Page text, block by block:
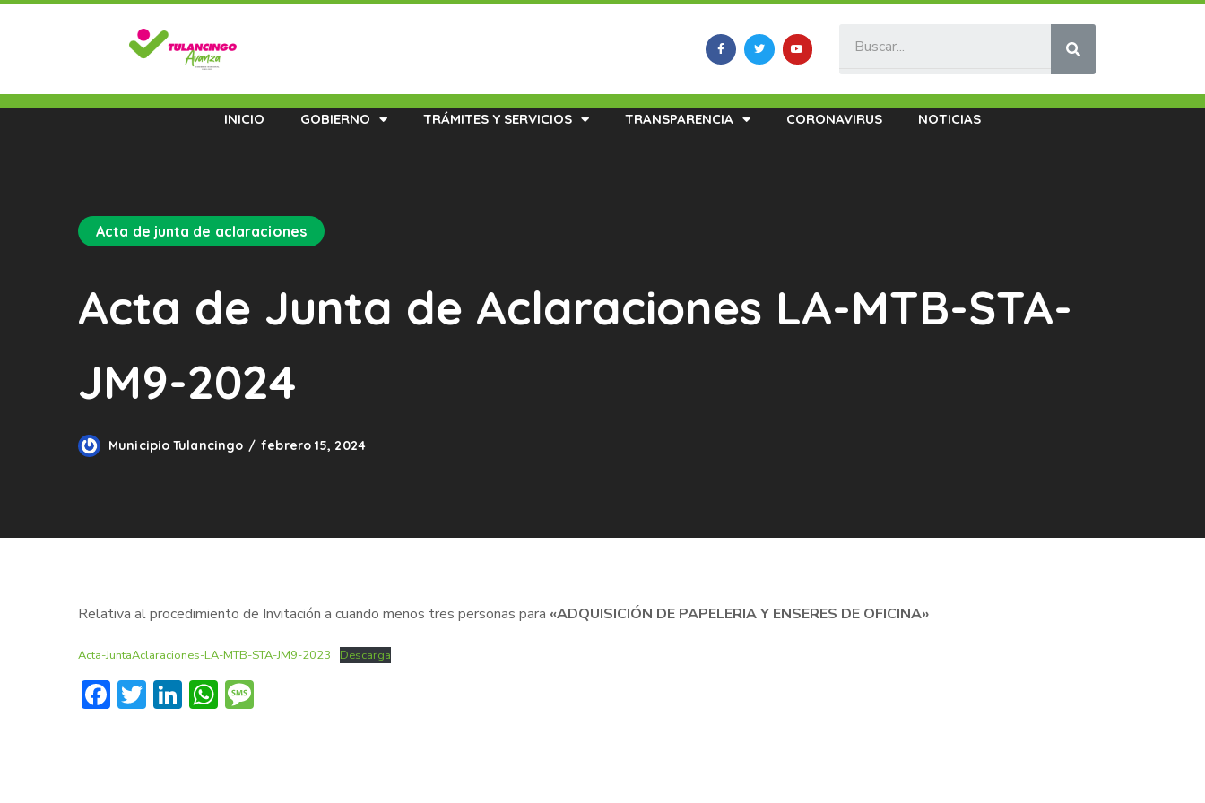
INICIO GOBIERNO TRÁMITES Y SERVICIOS TRANSPARENCIA CORONAVIRUS NOTICIAS
Acta de junta de aclaraciones
Acta de Junta de Aclaraciones LA-MTB-STA-
JM9-2024
Municipio Tulancingo febrero 15, 2024
Relativa al procedimiento de Invitación a cuando menos tres personas para «ADQUISICIÓN DE PAPELERIA Y ENSERES DE OFICINA»
Acta-JuntaAclaraciones-LA-MTB-STA-JM9-2023 Descarga
Facebook
Twitter
LinkedIn
WhatsApp